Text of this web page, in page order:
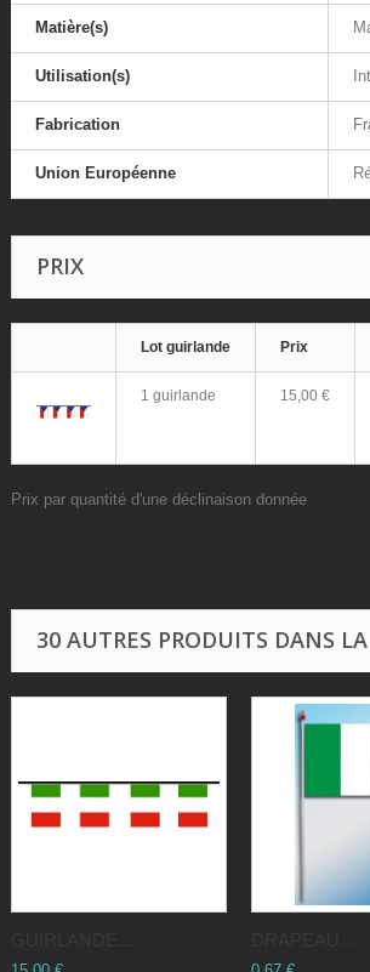
Matière(s)
Utilisation(s)
Fabrication
Union Européenne
PRIX
Lot guirlande Prix
1 guirlande 15,00 €
Prix par quantité d'une déclinaison donnée
30 AUTRES PRODUITS DANS